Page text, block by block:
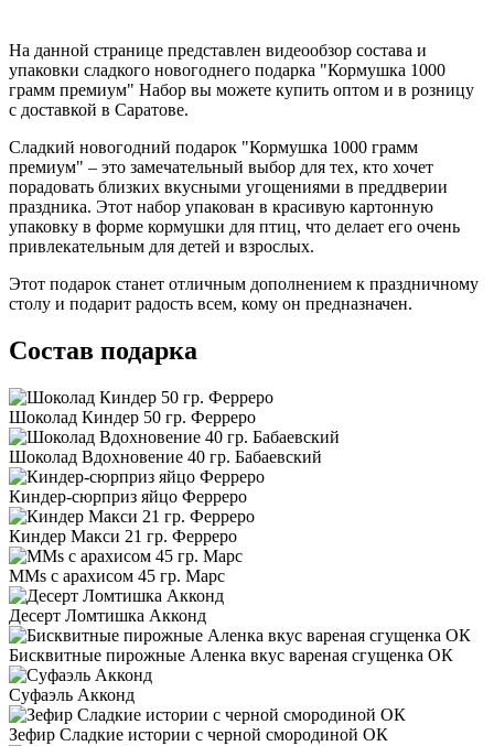
На данной странице представлен видеообзор состава и
упаковки сладкого новогоднего подарка "Кормушка 1000
грамм премиум" Набор вы можете купить оптом и в розницу
с доставкой в Саратове.
Сладкий новогодний подарок "Кормушка 1000 грамм
премиум" – это замечательный выбор для тех, кто хочет
порадовать близких вкусными угощениями в преддверии
праздника. Этот набор упакован в красивую картонную
упаковку в форме кормушки для птиц, что делает его очень
привлекательным для детей и взрослых.
Этот подарок станет отличным дополнением к праздничному
столу и подарит радость всем, кому он предназначен.
Состав подарка
Шоколад Киндер 50 гр. Ферреро
Шоколад Вдохновение 40 гр. Бабаевский
Киндер-сюрприз яйцо Ферреро
Киндер Макси 21 гр. Ферреро
MMs с арахисом 45 гр. Марс
Десерт Ломтишка Акконд
Бисквитные пирожные Аленка вкус вареная сгущенка ОК
Суфаэль Акконд
Зефир Сладкие истории с черной смородиной ОК